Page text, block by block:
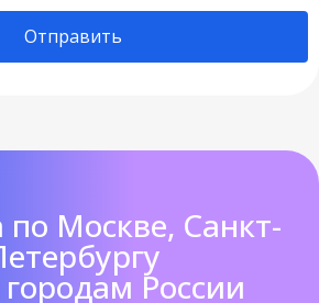
Отправить
по Москве, Санкт-
России